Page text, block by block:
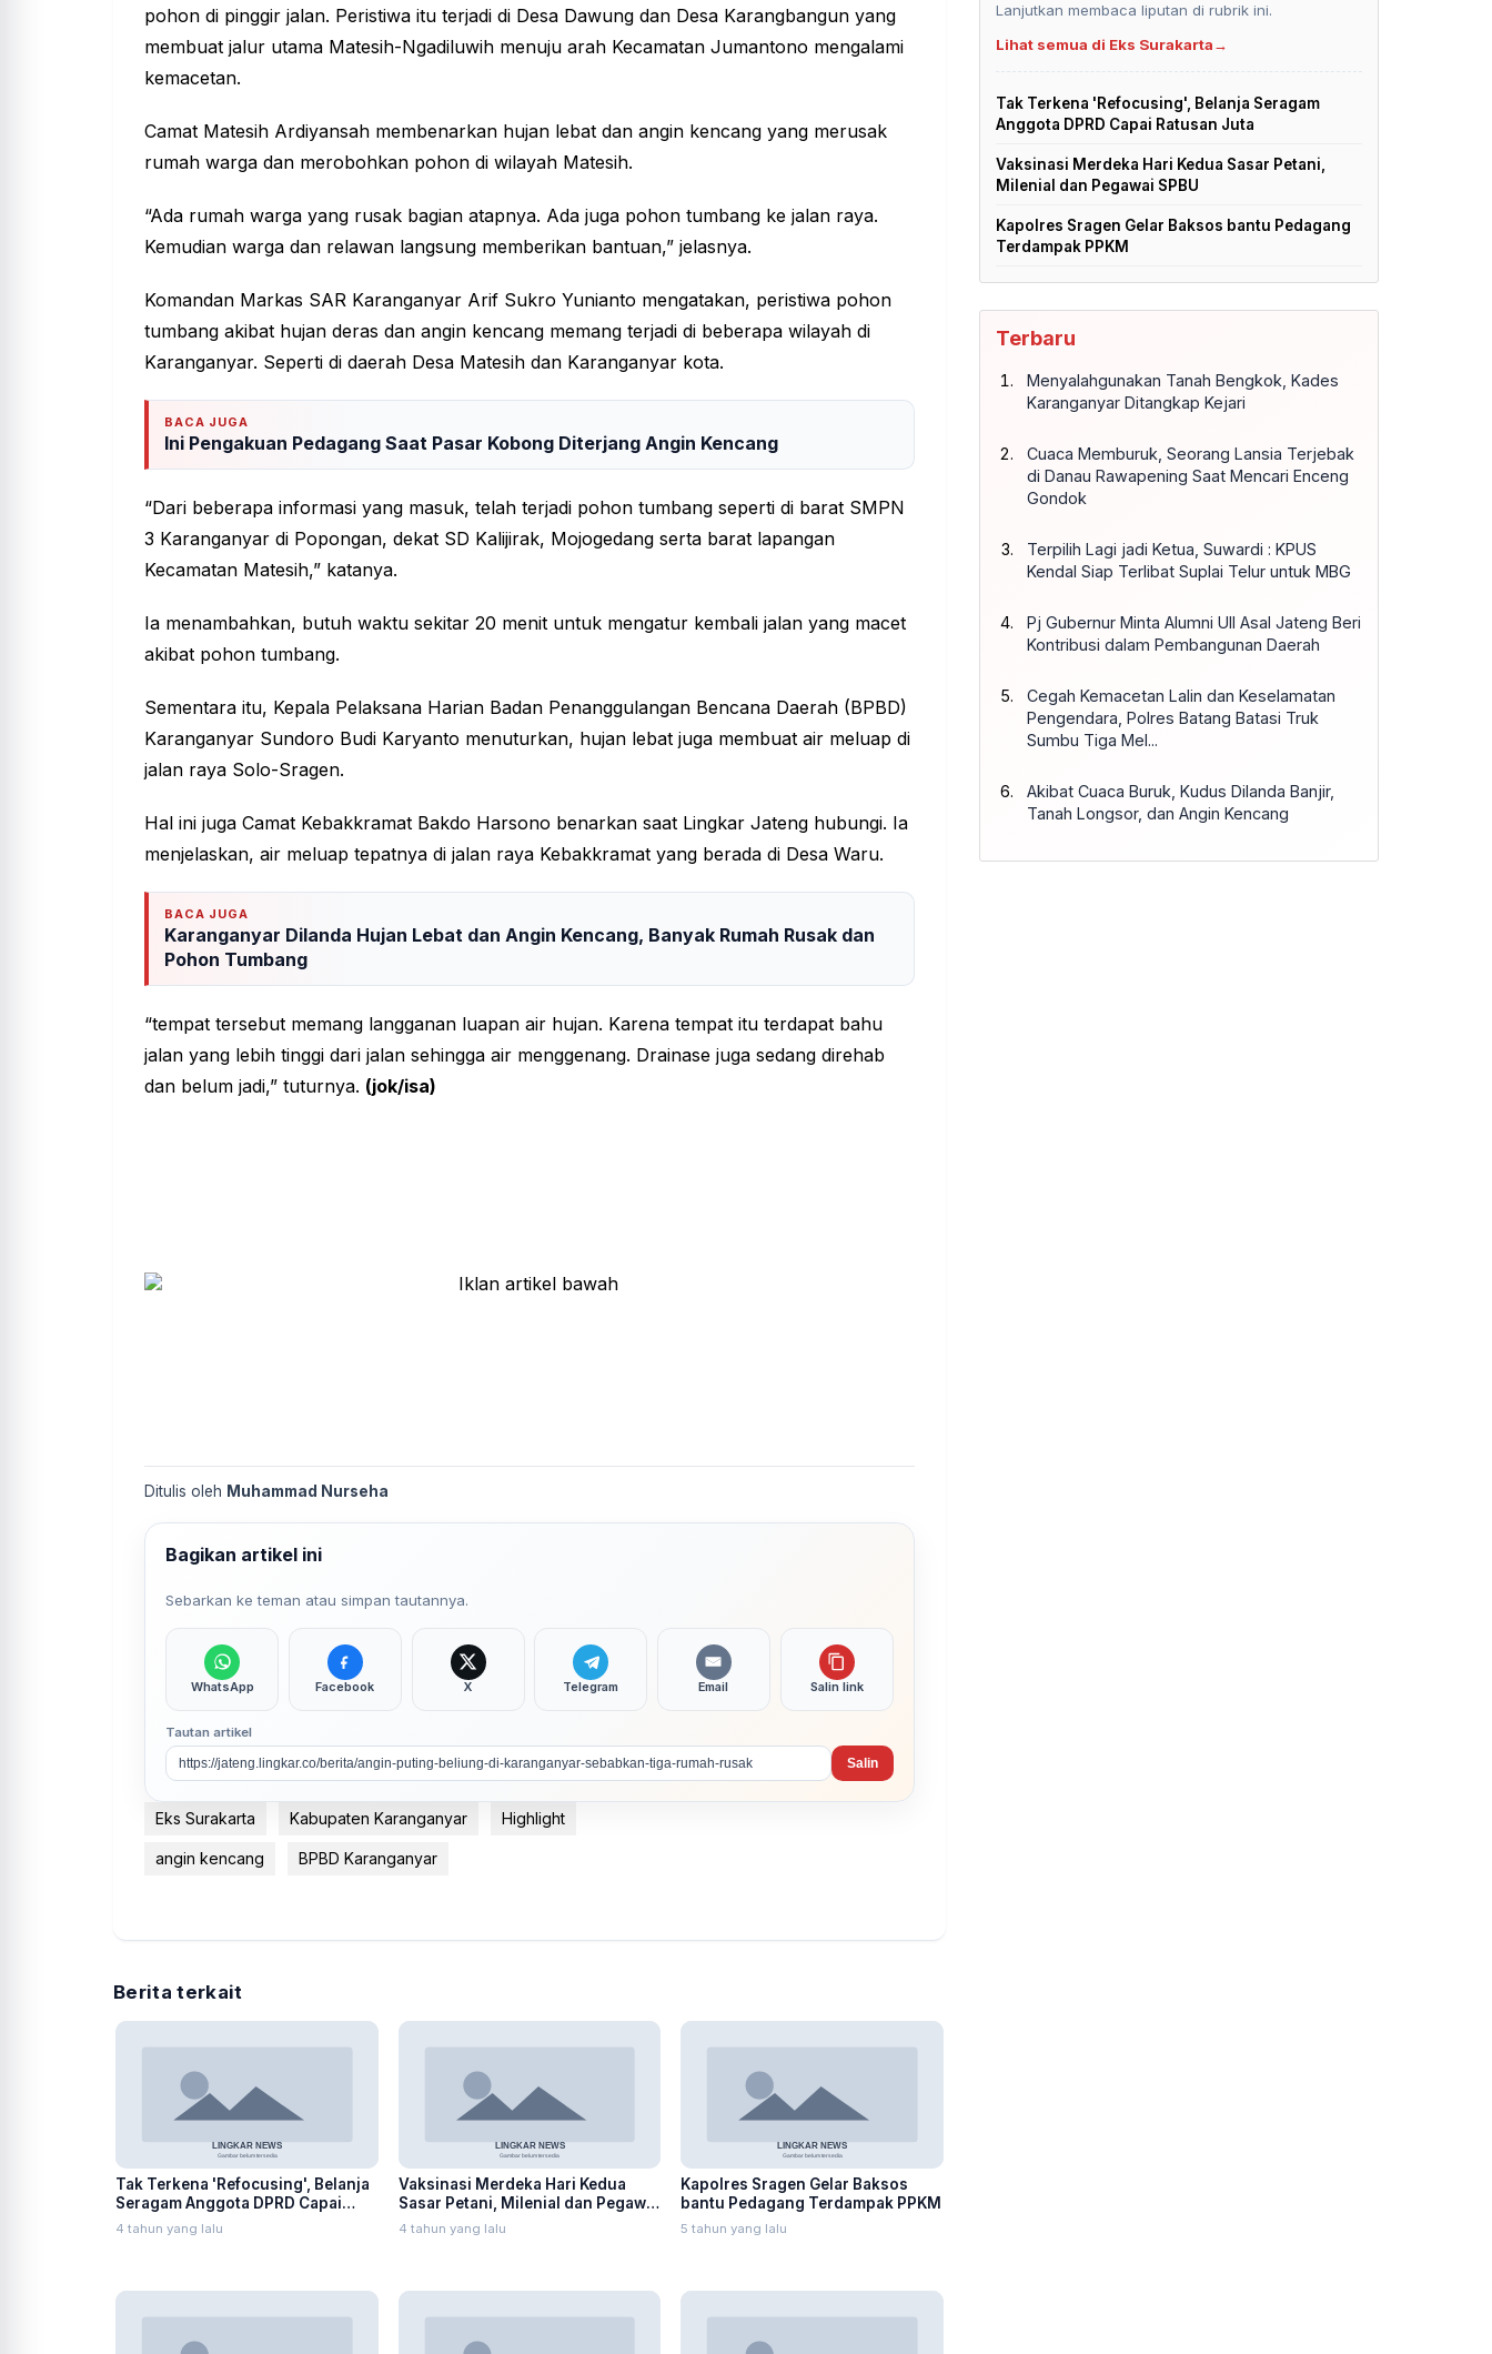
pohon di pinggir jalan. Peristiwa itu terjadi di Desa Dawung dan Desa Karangbangun yang
membuat jalur utama Matesih-Ngadiluwih menuju arah Kecamatan Jumantono mengalami
kemacetan.
Camat Matesih Ardiyansah membenarkan hujan lebat dan angin kencang yang merusak
rumah warga dan merobohkan pohon di wilayah Matesih.
“Ada rumah warga yang rusak bagian atapnya. Ada juga pohon tumbang ke jalan raya.
Kemudian warga dan relawan langsung memberikan bantuan,” jelasnya.
Komandan Markas SAR Karanganyar Arif Sukro Yunianto mengatakan, peristiwa pohon
tumbang akibat hujan deras dan angin kencang memang terjadi di beberapa wilayah di
Karanganyar. Seperti di daerah Desa Matesih dan Karanganyar kota.
BACA JUGA
Ini Pengakuan Pedagang Saat Pasar Kobong Diterjang Angin Kencang
“Dari beberapa informasi yang masuk, telah terjadi pohon tumbang seperti di barat SMPN
3 Karanganyar di Popongan, dekat SD Kalijirak, Mojogedang serta barat lapangan
Kecamatan Matesih,” katanya.
Ia menambahkan, butuh waktu sekitar 20 menit untuk mengatur kembali jalan yang macet
akibat pohon tumbang.
Sementara itu, Kepala Pelaksana Harian Badan Penanggulangan Bencana Daerah (BPBD)
Karanganyar Sundoro Budi Karyanto menuturkan, hujan lebat juga membuat air meluap di
jalan raya Solo-Sragen.
Hal ini juga Camat Kebakkramat Bakdo Harsono benarkan saat Lingkar Jateng hubungi. Ia
menjelaskan, air meluap tepatnya di jalan raya Kebakkramat yang berada di Desa Waru.
BACA JUGA
Karanganyar Dilanda Hujan Lebat dan Angin Kencang, Banyak Rumah Rusak dan
Pohon Tumbang
“tempat tersebut memang langganan luapan air hujan. Karena tempat itu terdapat bahu
jalan yang lebih tinggi dari jalan sehingga air menggenang. Drainase juga sedang direhab
dan belum jadi,” tuturnya. (jok/isa)
Ditulis oleh Muhammad Nurseha
Bagikan artikel ini
Sebarkan ke teman atau simpan tautannya.
WhatsApp Facebook X Telegram Email Salin link
Tautan artikel
Salin
Eks Surakarta Kabupaten Karanganyar Highlight
angin kencang BPBD Karanganyar
Berita terkait
Tak Terkena 'Refocusing', Belanja
Seragam Anggota DPRD Capai
Ratusan Juta
4 tahun yang lalu
Vaksinasi Merdeka Hari Kedua
Sasar Petani, Milenial dan Pegawai
SPBU
4 tahun yang lalu
Kapolres Sragen Gelar Baksos
bantu Pedagang Terdampak PPKM
5 tahun yang lalu
Lanjutkan membaca liputan di rubrik ini.
Lihat semua di Eks Surakarta→
Tak Terkena 'Refocusing', Belanja Seragam
Anggota DPRD Capai Ratusan Juta
Vaksinasi Merdeka Hari Kedua Sasar Petani,
Milenial dan Pegawai SPBU
Kapolres Sragen Gelar Baksos bantu Pedagang
Terdampak PPKM
Terbaru
Menyalahgunakan Tanah Bengkok, Kades
Karanganyar Ditangkap Kejari
Cuaca Memburuk, Seorang Lansia Terjebak
di Danau Rawapening Saat Mencari Enceng
Gondok
Terpilih Lagi jadi Ketua, Suwardi : KPUS
Kendal Siap Terlibat Suplai Telur untuk MBG
Pj Gubernur Minta Alumni UII Asal Jateng Beri
Kontribusi dalam Pembangunan Daerah
Cegah Kemacetan Lalin dan Keselamatan
Pengendara, Polres Batang Batasi Truk
Sumbu Tiga Mel...
Akibat Cuaca Buruk, Kudus Dilanda Banjir,
Tanah Longsor, dan Angin Kencang